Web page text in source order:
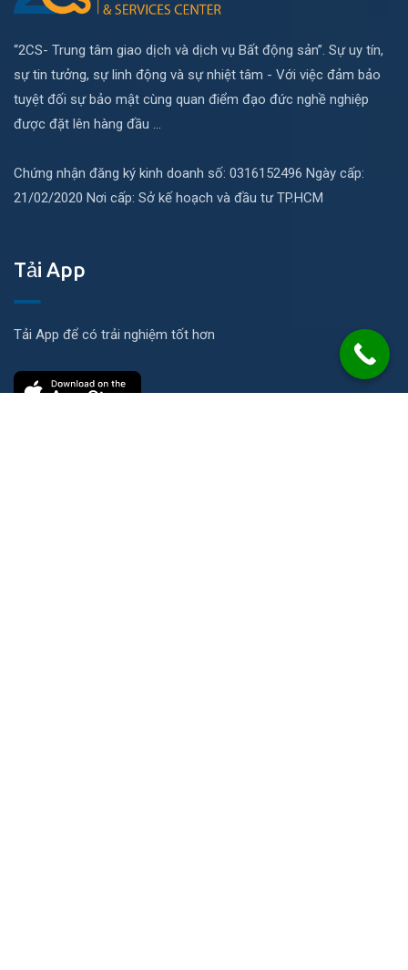
“2CS- Trung tâm giao dịch và dịch vụ Bất động sản”. Sự uy tín,
sự tin tưởng, sự linh động và sự nhiệt tâm - Với việc đảm bảo
tuyệt đối sự bảo mật cùng quan điểm đạo đức nghề nghiệp
được đặt lên hàng đầu ...
Chứng nhận đăng ký kinh doanh số: 0316152496 Ngày cấp:
21/02/2020 Nơi cấp: Sở kế hoạch và đầu tư TP.HCM
Tải App
Tải App để có trải nghiệm tốt hơn